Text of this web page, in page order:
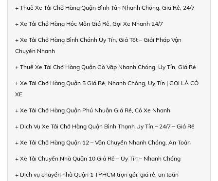
+ Thuê Xe Tải Chở Hàng Quận Bình Tân Nhanh Chóng, Giá Rẻ, 24/7
+ Xe Tải Chở Hàng Hóc Môn Giá Rẻ, Gọi Xe Nhanh 24/7
+ Xe Tải Chở Hàng Bình Chánh Uy Tín, Giá Tốt – Giải Pháp Vận
Chuyển Nhanh
+ Thuê Xe Tải Chở Hàng Quận Gò Vấp Nhanh Chóng, Uy Tín, Giá Rẻ
+ Xe Tải Chở Hàng Quận 5 Giá Rẻ, Nhanh Chóng, Uy Tín | GỌI LÀ CÓ
XE
+ Xe Tải Chở Hàng Quận Phú Nhuận Giá Rẻ, Có Xe Nhanh
+ Dịch Vụ Xe Tải Chở Hàng Quận Bình Thạnh Uy Tín – 24/7 – Giá Rẻ
+ Xe Tải Chở Hàng Quận 12 – Vận Chuyển Nhanh Chóng, An Toàn
+ Xe Tải Chuyển Nhà Quận 10 Giá Rẻ – Uy Tín – Nhanh Chóng
+ Dịch vụ chuyển nhà Quận 1 TPHCM trọn gói, giá rẻ, an toàn